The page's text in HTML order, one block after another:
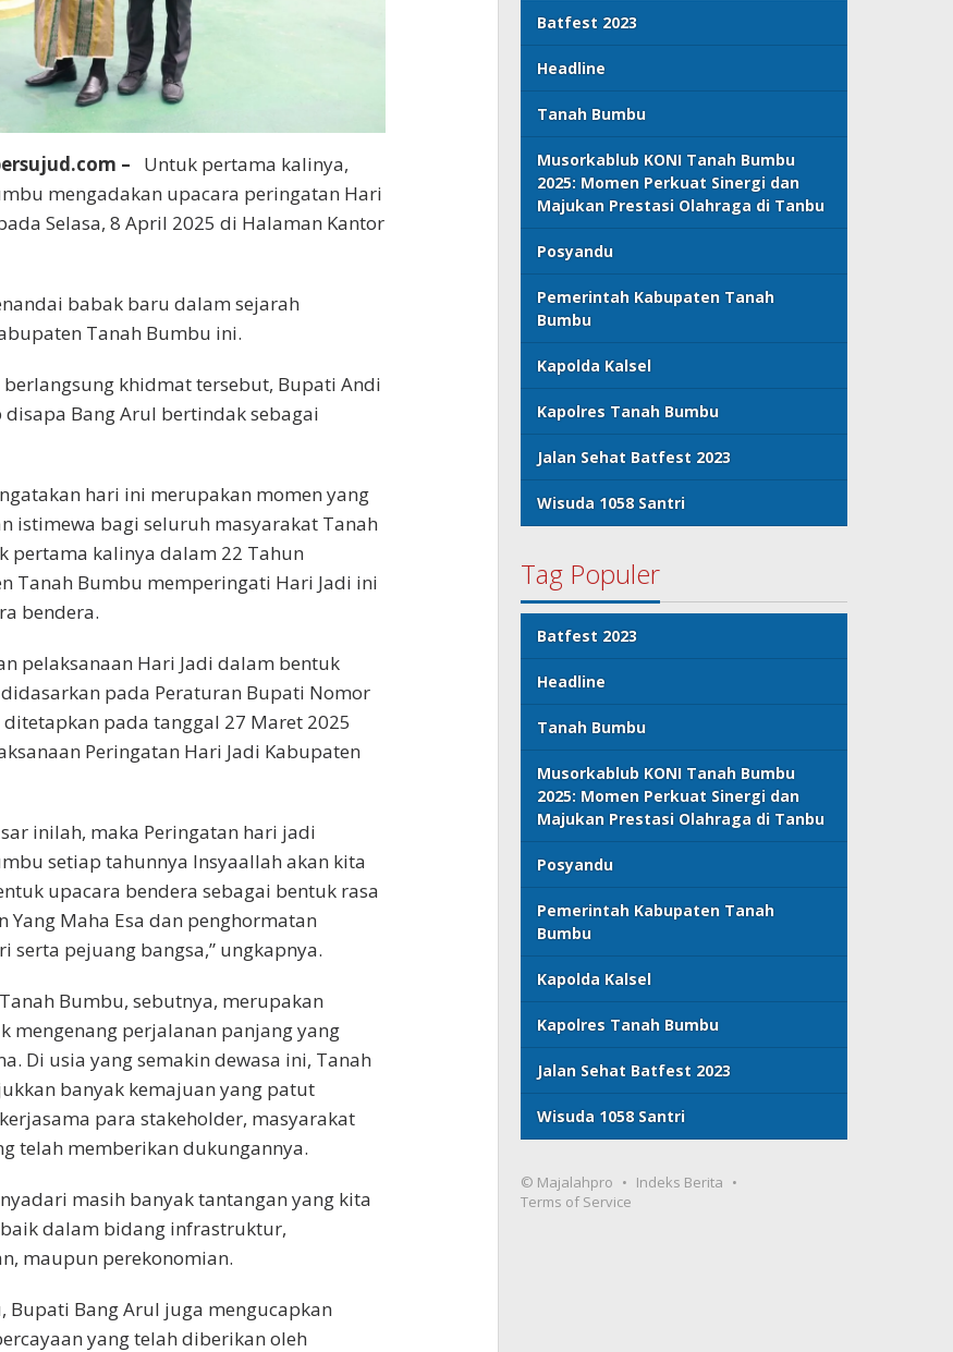
– Untuk pertama kalinya,
mengadakan upacara peringatan Hari
Selasa, 8 April 2025 di Halaman Kantor
babak baru dalam sejarah
Tanah Bumbu ini.
khidmat tersebut, Bupati Andi
Bang Arul bertindak sebagai
hari ini merupakan momen yang
istimewa bagi seluruh masyarakat Tanah
pertama kalinya dalam 22 Tahun
Tanah Bumbu memperingati Hari Jadi ini
bendera.
pelaksanaan Hari Jadi dalam bentuk
pada Peraturan Bupati Nomor
ditetapkan pada tanggal 27 Maret 2025
Peringatan Hari Jadi Kabupaten
inilah, maka Peringatan hari jadi
setiap tahunnya Insyaallah akan kita
upacara bendera sebagai bentuk rasa
Yang Maha Esa dan penghormatan
serta pejuang bangsa,” ungkapnya.
Bumbu, sebutnya, merupakan
mengenang perjalanan panjang yang
Di usia yang semakin dewasa ini, Tanah
banyak kemajuan yang patut
para stakeholder, masyarakat
telah memberikan dukungannya.
masih banyak tantangan yang kita
dalam bidang infrastruktur,
maupun perekonomian.
Bupati Bang Arul juga mengucapkan
yang telah diberikan oleh
Batfest 2023
Headline
Tanah Bumbu
Musorkablub KONI Tanah Bumbu
2025: Momen Perkuat Sinergi dan
Majukan Prestasi Olahraga di Tanbu
Posyandu
Pemerintah Kabupaten Tanah
Bumbu
Kapolda Kalsel
Kapolres Tanah Bumbu
Jalan Sehat Batfest 2023
Wisuda 1058 Santri
Tag Populer
Batfest 2023
Headline
Tanah Bumbu
Musorkablub KONI Tanah Bumbu
2025: Momen Perkuat Sinergi dan
Majukan Prestasi Olahraga di Tanbu
Posyandu
Pemerintah Kabupaten Tanah
Bumbu
Kapolda Kalsel
Kapolres Tanah Bumbu
Jalan Sehat Batfest 2023
Wisuda 1058 Santri
© Majalahpro
Indeks Berita
Terms of Service